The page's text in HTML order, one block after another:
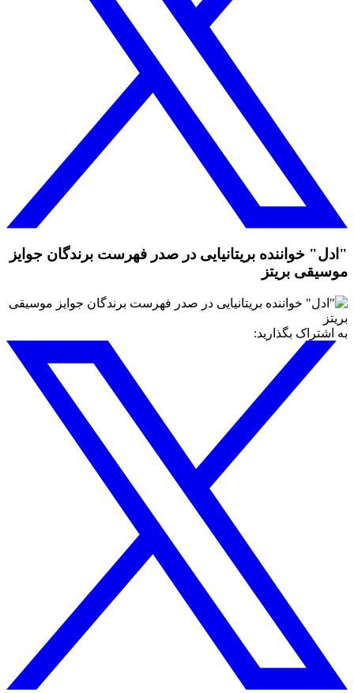
"ادل" خواننده بریتانیایی در صدر فهرست برندگان جوایز
موسیقی بریتز
به اشتراک بگذارید: